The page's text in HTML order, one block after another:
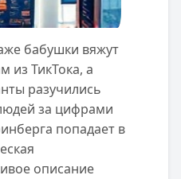
бабушки вяжут
из ТикТока, а
разучились
за цифрами
попадает в
описание